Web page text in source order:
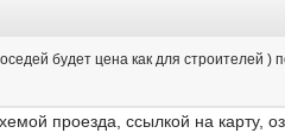
будет цена как для строителей )
проезда, ссылкой на карту,